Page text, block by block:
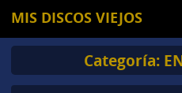
MIS DISCOS VIEJOS
Categoría: